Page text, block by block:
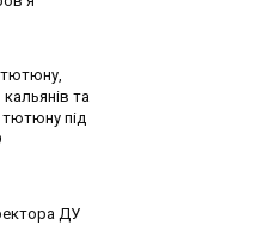
та
тютюну під
ДУ